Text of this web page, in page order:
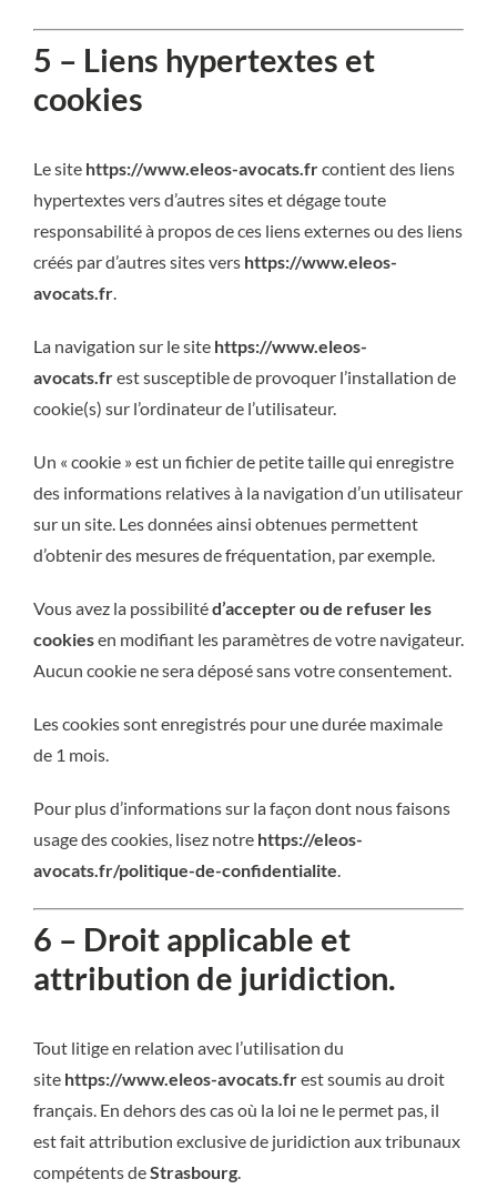
5 – Liens hypertextes et
cookies
Le site https://www.eleos-avocats.frcontient des liens
hypertextes vers d’autres sites et dégage toute
responsabilité à propos de ces liens externes ou des liens
créés par d’autres sites vers https://www.eleos-
avocats.fr.
La navigation sur le site https://www.eleos-
avocats.frest susceptible de provoquer l’installation de
cookie(s) sur l’ordinateur de l’utilisateur.
Un « cookie » est un fichier de petite taille qui enregistre
des informations relatives à la navigation d’un utilisateur
sur un site. Les données ainsi obtenues permettent
d’obtenir des mesures de fréquentation, par exemple.
Vous avez la possibilitéd’accepter ou de refuser les
cookiesen modifiant les paramètres de votre navigateur.
Aucun cookie ne sera déposé sans votre consentement.
Les cookies sont enregistrés pour une durée maximale
de 1 mois.
Pour plus d’informations sur la façon dont nous faisons
usage des cookies, lisez notre https://eleos-
avocats.fr/politique-de-confidentialite.
6 – Droit applicable et
attribution de juridiction.
Tout litige en relation avec l’utilisation du
site https://www.eleos-avocats.frest soumis au droit
français. En dehors des cas où la loi ne le permet pas, il
est fait attribution exclusive de juridiction aux tribunaux
compétents deStrasbourg.